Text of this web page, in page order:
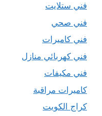
فني ستلايت
فني صحي
فني كاميرات
فني كهربائي منازل
فني مكيفات
كاميرات مراقبة
كراج الكويت